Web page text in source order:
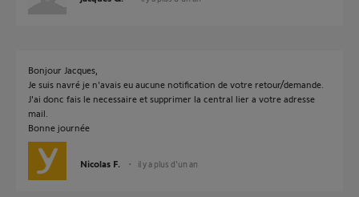
Bonjour Jacques,
Je suis navré je n'avais eu aucune notification de votre retour/demande.
J'ai donc fais le necessaire et supprimer la central lier a votre adresse
mail.
Bonne journée
Nicolas F. il y a plus d'un an